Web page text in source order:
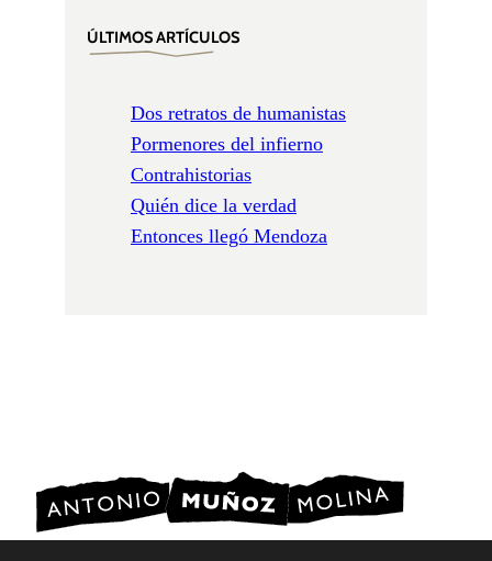
ÚLTIMOS ARTÍCULOS
Dos retratos de humanistas
Pormenores del infierno
Contrahistorias
Quién dice la verdad
Entonces llegó Mendoza